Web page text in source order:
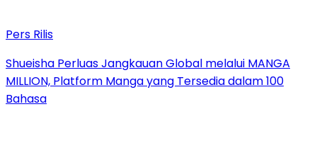
Pers Rilis
Shueisha Perluas Jangkauan Global melalui MANGA
MILLION, Platform Manga yang Tersedia dalam 100
Bahasa